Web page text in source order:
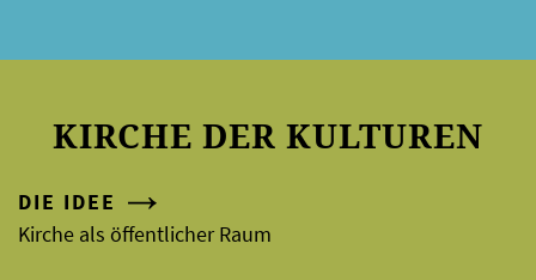
KIRCHE DER KULTUREN
DIE IDEE
Kirche als öffentlicher Raum